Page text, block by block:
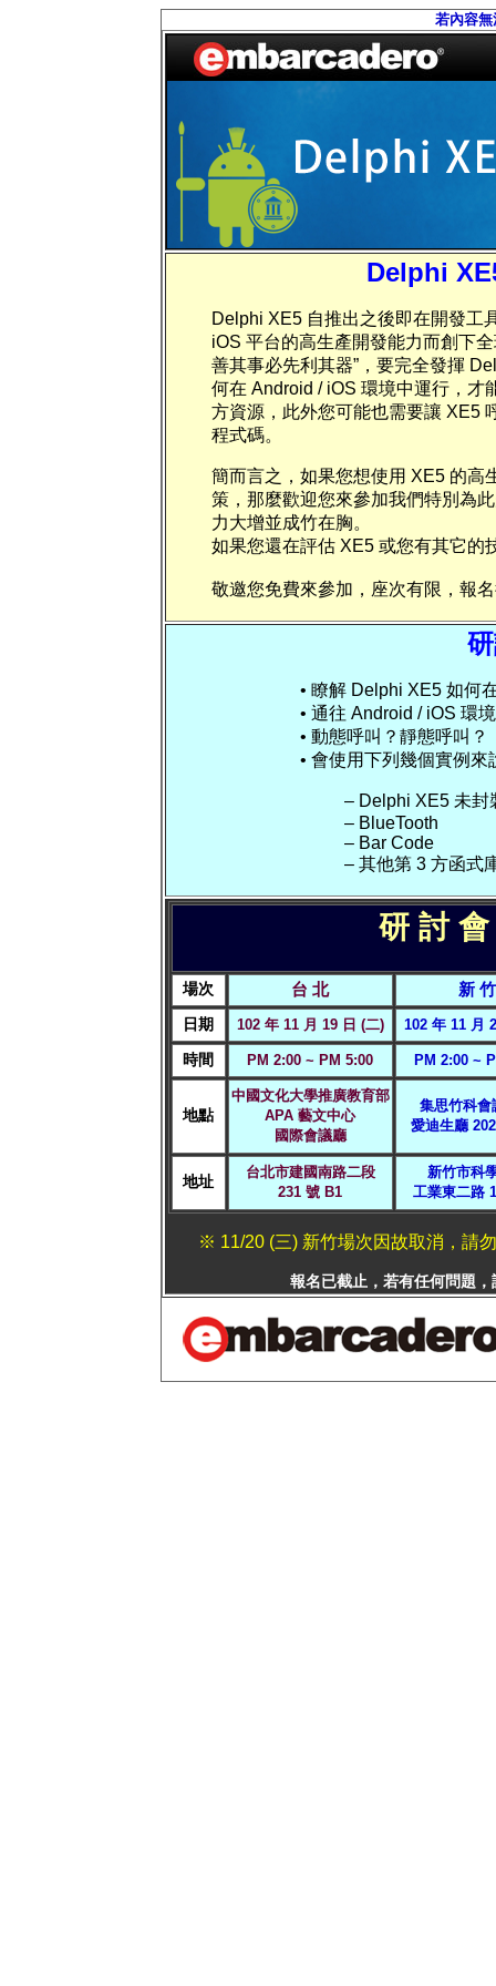
若內容
Delphi
Delphi XE5 自推出之後即在開發工
iOS 平台的高生產開發能力而創下
善其事必先利其器”，要完全發揮
何在 Android / iOS 環境中運行，才
方資源，此外您可能也需要讓 XE5
程式碼。
簡而言之，如果您想使用 XE5 的高
策，那麼歡迎您來參加我們特別為
力大增並成竹在胸。
如果您還在評估 XE5 或您有其它的
敬邀您免費來參加，座次有限，報
• 瞭解 Delphi XE5 如何
• 通往 Android / iOS 環
• 動態呼叫？靜態呼叫？
• 會使用下列幾個實例來
– Delphi XE5 未封
– BlueTooth
– Bar Code
– 其他第 3 方函式
研 討
場次 台 北 新 竹
日期 102 年 11 月 19 日 (二) 102 年 11 月
時間 PM 2:00 ~ PM 5:00 PM 2:00 ~
地點
中國文化大學推廣教育部
APA 藝文中心
國際會議廳
集思竹科會
愛迪生廳
地址
台北市建國南路二段
231 號 B1
新竹市科
工業東二路
※ 11/20 (三) 新竹場次因故取消，請
報名已截止，若有任何問題